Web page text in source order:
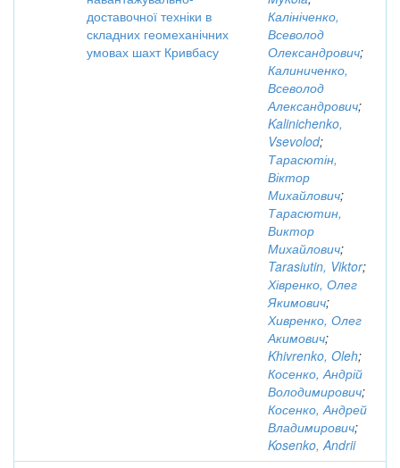
доставочної техніки в
складних геомеханічних
умовах шахт Кривбасу
Калініченко,
Всеволод
Олександрович;
Калиниченко,
Всеволод
Александрович;
Kalinichenko,
Vsevolod;
Тарасютін,
Віктор
Михайлович;
Тарасютин,
Виктор
Михайлович;
Tarasiutin, Viktor;
Хівренко, Олег
Якимович;
Хивренко, Олег
Акимович;
Khivrenko, Oleh;
Косенко, Андрій
Володимирович;
Косенко, Андрей
Владимирович;
Kosenko, Andrii